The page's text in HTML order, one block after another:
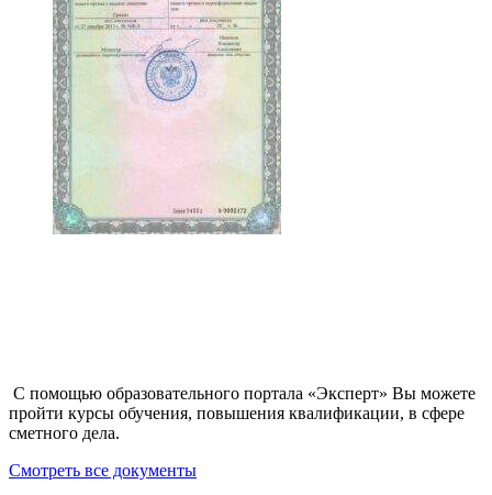
С помощью образовательного портала «Эксперт» Вы можете
пройти курсы обучения, повышения квалификации, в сфере
сметного дела.
Смотреть все документы